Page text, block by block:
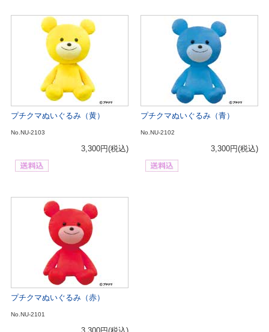
プチクマぬいぐるみ（黄）
No.NU-2103
3,300円(税込)
プチクマぬいぐるみ（青）
No.NU-2102
3,300円(税込)
プチクマぬいぐるみ（赤）
No.NU-2101